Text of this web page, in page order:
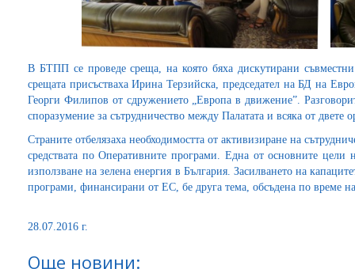
В БТПП се проведе среща, на която бяха дискутирани
срещата присъстваха Ирина Терзийска, председател на БД на
Георги Филипов от сдружението „Европа в движение”.
споразумение за сътрудничество между Палатата и всяка от двете
Страните отбелязаха необходимостта от активизиране на
средствата по Оперативните програми. Една от основните
използване на зелена енергия в България. Засилването на
програми, финансирани от ЕС, бе друга тема, обсъдена по време
28.07.2016 г.
Още новини: